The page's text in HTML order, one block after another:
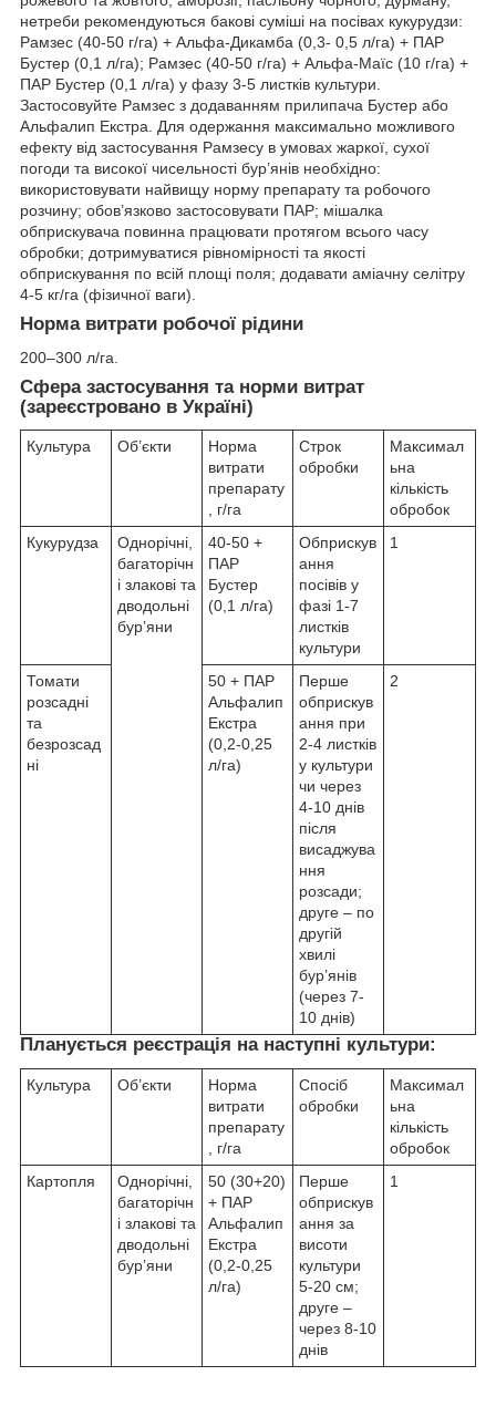
нетреби рекомендуються бакові суміші на посівах кукурудзи:
Рамзес (40-50 г/га) + Альфа-Дикамба (0,3- 0,5 л/га) + ПАР
Бустер (0,1 л/га); Рамзес (40-50 г/га) + Альфа-Маїс (10 г/га) +
ПАР Бустер (0,1 л/га) у фазу 3-5 листків культури.
Застосовуйте Рамзес з додаванням прилипача Бустер або
Альфалип Екстра. Для одержання максимально можливого
ефекту від застосування Рамзесу в умовах жаркої, сухої
погоди та високої чисельності бур’янів необхідно:
використовувати найвищу норму препарату та робочого
розчину; обов’язково застосовувати ПАР; мішалка
обприскувача повинна працювати протягом всього часу
обробки; дотримуватися рівномірності та якості
обприскування по всій площі поля; додавати аміачну селітру
4-5 кг/га (фізичної ваги).
Норма витрати робочої рідини
200–300 л/га.
Cфера застосування та норми витрат
(зареєстровано в Україні)
Культура Об’єкти
Норма
витрати
препарату
, г/га
Строк
обробки
Максимал
ьна
кількість
обробок
Кукурудза
Однорічні,
багаторічн
і злакові та
дводольні
бур’яни
40-50 +
ПАР
Бустер
(0,1 л/га)
Обприскув
ання
посівів у
фазі 1-7
листків
культури
1
Томати
розсадні
та
безрозсад
ні
50 + ПАР
Альфалип
Екстра
(0,2-0,25
л/га)
Перше
обприскув
ання при
2-4 листків
у культури
чи через
4-10 днів
після
висаджува
ння
розсади;
друге – по
другій
хвилі
бур’янів
(через 7-
10 днів)
2
Планується реєстрація на наступні культури:
Культура Об’єкти
Норма
витрати
препарату
, г/га
Спосіб
обробки
Максимал
ьна
кількість
обробок
Картопля
Однорічні,
багаторічн
і злакові та
дводольні
бур’яни
50 (30+20)
+ ПАР
Альфалип
Екстра
(0,2-0,25
л/га)
Перше
обприскув
ання за
висоти
культури
5-20 см;
друге –
через 8-10
днів
1